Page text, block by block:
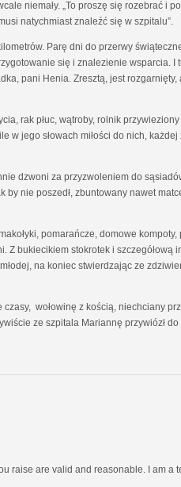
niemały. „To proszę się rozebrać i
natychmiast znaleźć się w szpitalu”.
Parę dni do przerwy
się i znalezienie wsparcia. I
pani Henia. Zresztą, jest
rak płuc, wątroby, rolnik
jego słowach miłości do nich,
dzwoni za przyzwoleniem do
nie poszedł, zbuntowany nawet
pomarańcze, domowe
bukiecikiem stokrotek i szczegółową
na koniec stwierdzając ze
wołowinę z kością, niechciany
ze szpitala Mariannę przywiózł
raise are valid and reasonable. I am a